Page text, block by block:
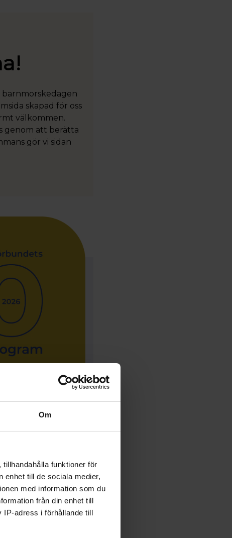
Om
funktioner för
enhet till de sociala medier,
med information som du
från din enhet till
IP-adress i förhållande till
skapad för oss
välkommen.
genom att berätta
gör vi sidan